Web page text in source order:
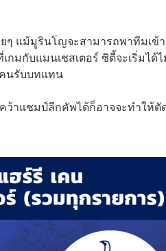
ยๆ แม้มูรินโญจะสามารถพาทีมเข้
มกับแมนเชสเตอร์ ซิตี้จะเริ่มได้
นรับบทแทน
ว้าแชมป์ลีกคัพได้ก็อาจจะทำให้ตั